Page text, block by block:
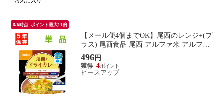
8/6時点_ポイント最大11倍
【メール便4個までOK】尾西のレンジ+(プ
ラス) 尾西食品 尾西 アルファ米 アルファ
ー米 アルファ化米 電子レンジ 時短 非常食
非常食セット 保存食 防災食 保存食セット
おすすめ 登山 キャンプ
496円
4
ピースアップ